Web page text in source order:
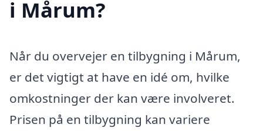
i Mårum?
Når du overvejer en tilbygning i Mårum,
er det vigtigt at have en idé om, hvilke
omkostninger der kan være involveret.
Prisen på en tilbygning kan variere